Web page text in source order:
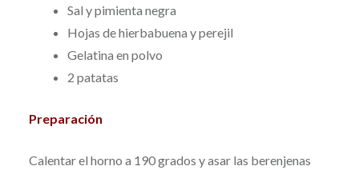
Sal y pimienta negra
Hojas de hierbabuena y perejil
Gelatina en polvo
2 patatas
Preparación
Calentar el horno a 190 grados y asar las berenjenas